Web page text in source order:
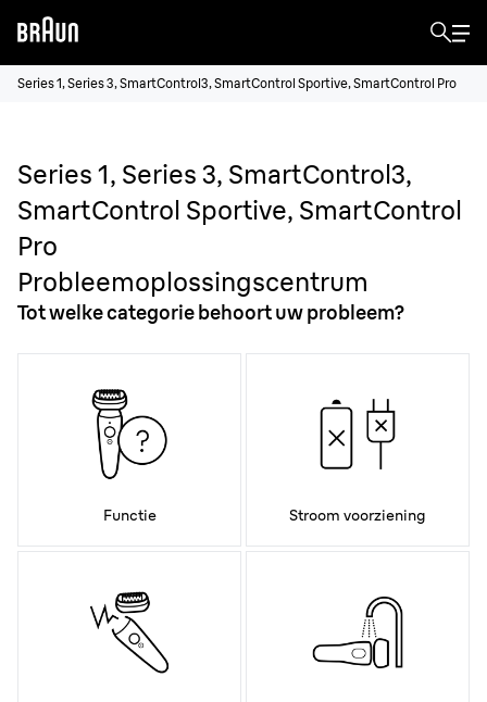
Series 1, Series 3, SmartControl3, SmartControl Sportive, SmartControl Pro
Series 1, Series 3, SmartControl3,
SmartControl Sportive, SmartControl
Pro
Probleemoplossingscentrum
Tot welke categorie behoort uw probleem?
Functie Stroom voorziening